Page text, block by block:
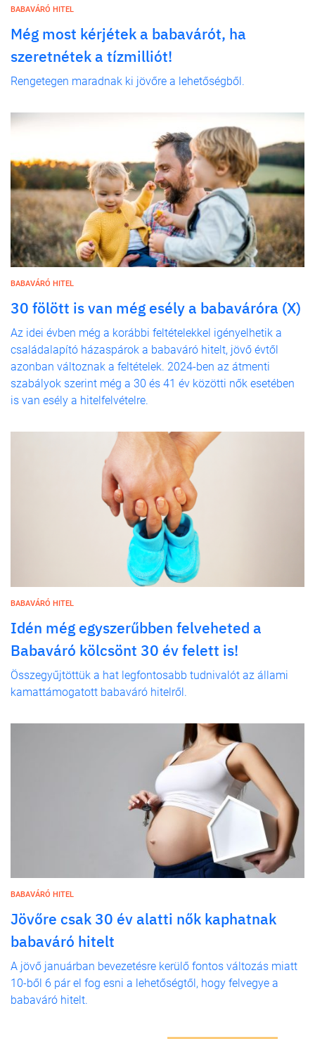
BABAVÁRÓ HITEL
Még most kérjétek a babavárót, ha
szeretnétek a tízmilliót!
Rengetegen maradnak ki jövőre a lehetőségből.
BABAVÁRÓ HITEL
30 fölött is van még esély a babaváróra (X)
Az idei évben még a korábbi feltételekkel igényelhetik a
családalapító házaspárok a babaváró hitelt, jövő évtől
azonban változnak a feltételek. 2024-ben az átmenti
szabályok szerint még a 30 és 41 év közötti nők esetében
is van esély a hitelfelvételre.
BABAVÁRÓ HITEL
Idén még egyszerűbben felveheted a
Babaváró kölcsönt 30 év felett is!
Összegyűjtöttük a hat legfontosabb tudnivalót az állami
kamattámogatott babaváró hitelről.
BABAVÁRÓ HITEL
Jövőre csak 30 év alatti nők kaphatnak
babaváró hitelt
A jövő januárban bevezetésre kerülő fontos változás miatt
10-ből 6 pár el fog esni a lehetőségtől, hogy felvegye a
babaváró hitelt.